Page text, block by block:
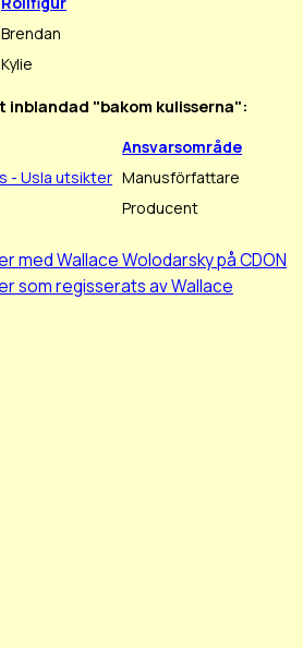
Brendan
Kylie
inblandad "bakom kulisserna":
Ansvarsområde
- Usla utsikter Manusförfattare
Producent
med Wallace Wolodarsky på CDON
som regisserats av Wallace